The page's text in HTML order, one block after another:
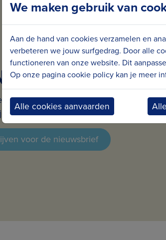
HOOGTE VAN
NIEUWS
en ontvang maandelijks nieuws
in jouw mailbox.
voor de nieuwsbrief
We maken gebruik van
Aan de hand van cookies verzamelen en
verbeteren we jouw surfgedrag. Door alle
functioneren van onze website. Dit
Op onze pagina cookie policy kan je meer
Alle cookies aanvaarden